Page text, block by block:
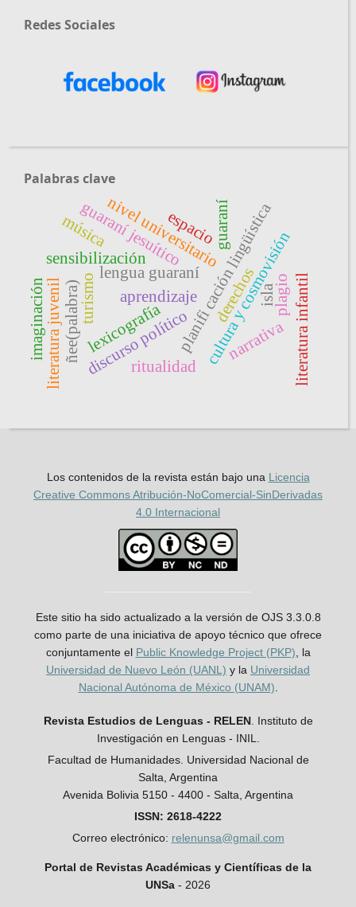
Redes Sociales
Palabras clave
discurso políticoplanifi cación lingüística
nivel universitario
lengua guaraní cultura y cosmovisión
aprendizaje
narrativa
guaraní jesuítico
lexicografía
ritualidad
ñee(palabra)
guaraní
plagio
sensibilización
música
literatura infantil
literatura juvenil
espacio
derechos
imaginación isla
turismo
Los contenidos de la revista están bajo una Licencia
Creative Commons Atribución-NoComercial-SinDerivadas
4.0 Internacional
Este sitio ha sido actualizado a la versión de OJS 3.3.0.8
como parte de una iniciativa de apoyo técnico que ofrece
conjuntamente el Public Knowledge Project (PKP) , la
Universidad de Nuevo León (UANL) y la Universidad
Nacional Autónoma de México (UNAM)
Revista Estudios de Lenguas - RELEN. Instituto de
Investigación en Lenguas - INIL.
Facultad de Humanidades. Universidad Nacional de
Salta, Argentina
Avenida Bolivia 5150 - 4400 - Salta, Argentina
ISSN: 2618-4222
Correo electrónico: relenunsa@gmail.com
Portal de Revistas Académicas y Científicas de la
UNSa - 2026